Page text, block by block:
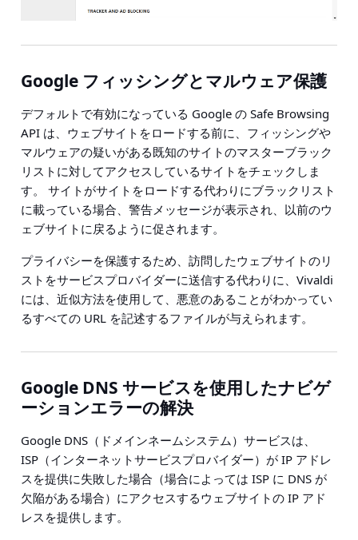
Google フィッシングとマルウェア保護
デフォルトで有効になっている Google の Safe Browsing
API は、ウェブサイトをロードする前に、フィッシングや
マルウェアの疑いがある既知のサイトのマスターブラック
リストに対してアクセスしているサイトをチェックしま
す。 サイトがサイトをロードする代わりにブラックリスト
に載っている場合、警告メッセージが表示され、以前のウ
ェブサイトに戻るように促されます。
プライバシーを保護するため、 訪問したウェブサイトのリ
ストをサービスプロバイダーに送信する代わりに、Vivaldi
には、 近似方法を使用して、悪意のあることがわかってい
るすべての URL を記述するファイルが与えられます。
Google DNS サービスを使用したナビゲ
ーションエラーの解決
Google DNS（ドメインネームシステム）サービスは、
ISP（インターネットサービスプロバイダー）が IP アドレ
スを提供に失敗した場合（場合によっては ISP に DNS が
欠陥がある場合）にアクセスするウェブサイトの IP アド
レスを提供します。